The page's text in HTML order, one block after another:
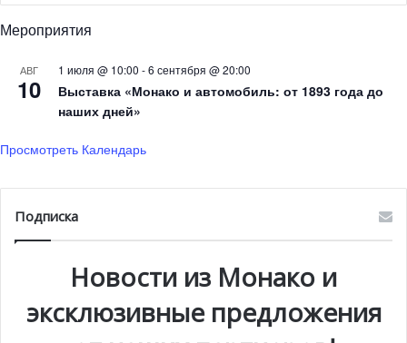
Камил Глик спас ФК » Монако» от поражения, забив гол в
лидером группы с четырьмя очками в активе. Три балла
ЦСКА с одним очком.
Мероприятия
АВГ
10
1 июля @ 10:00 -6 сентября @ 20:00
Выставка «Монако и автомобиль: от 1893 года до
наших дней»
Просмотреть Календарь
Подписка
Новости из Монако и
эксклюзивные предложения